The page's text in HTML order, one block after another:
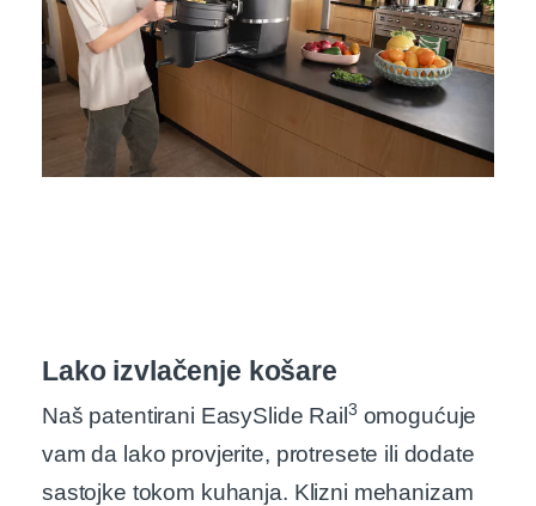
Lako izvlačenje košare
Naš patentirani EasySlide Rail 3 omogućuje
vam da lako provjerite, protresete ili dodate
sastojke tokom kuhanja. Klizni mehanizam